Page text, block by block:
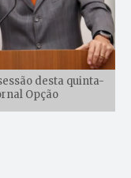
desta quinta-
Opção